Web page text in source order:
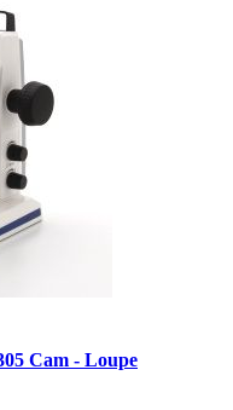
Cam - Loupe